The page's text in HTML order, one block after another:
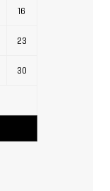
16
23
30